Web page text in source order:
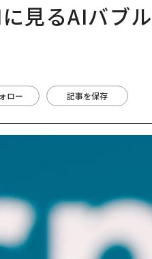
見るAIバブ
ロー 記事を保存